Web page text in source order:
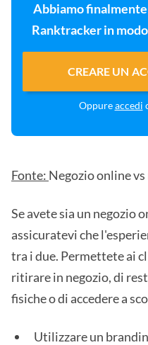
Abbiamo
Ranktracker in
CREARE UN
Oppureaccedi
Fonte: Negozio online
Se avete sia un negozio
assicuratevi che
tra i due. Permettete ai
ritirare in negozio, di
fisiche o di accedere a
Utilizzare un